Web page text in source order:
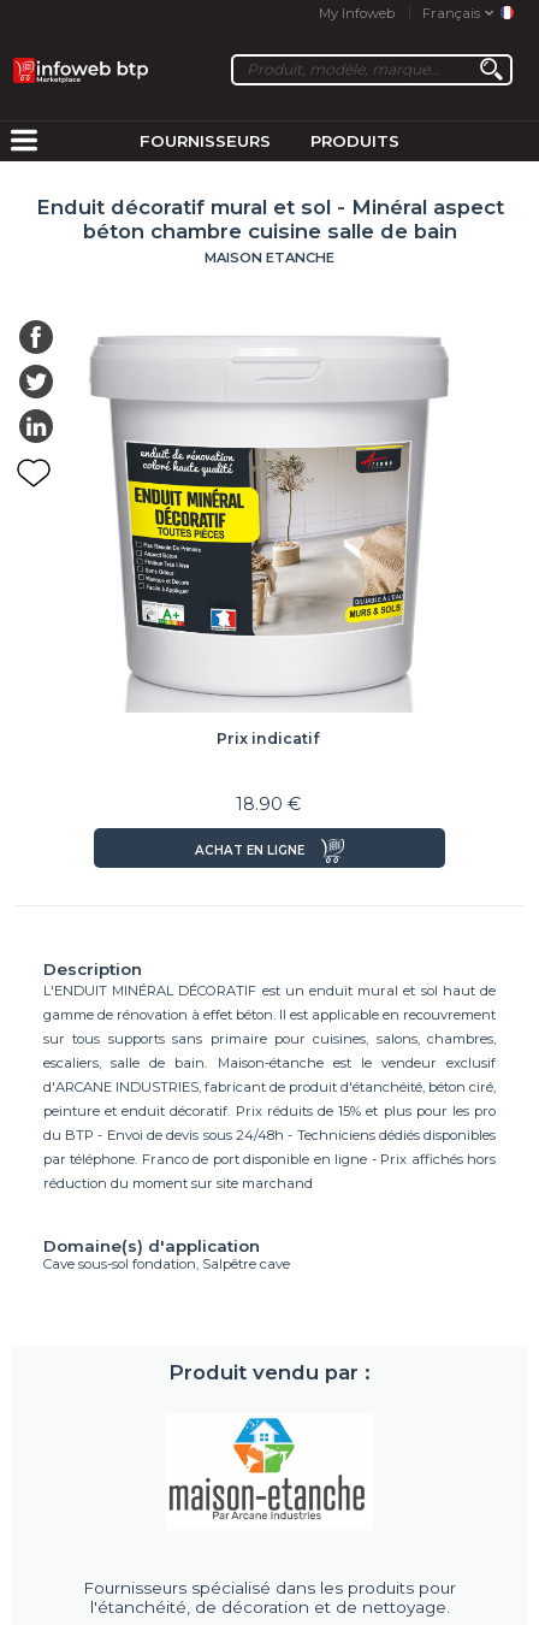
My Infoweb Français
FOURNISSEURS PRODUITS
Enduit décoratif mural et sol - Minéral aspect
béton chambre cuisine salle de bain
MAISON ETANCHE
Description
L'ENDUIT MINÉRAL DÉCORATIF est un enduit mural et sol haut de
gamme de rénovation à effet béton. Il est applicable en recouvrement
sur tous supports sans primaire pour cuisines, salons, chambres,
escaliers, salle de bain. Maison-étanche est le vendeur exclusif
d'ARCANE INDUSTRIES, fabricant de produit d'étanchéité, béton ciré,
peinture et enduit décoratif. Prix réduits de 15% et plus pour les pro
du BTP - Envoi de devis sous 24/48h - Techniciens dédiés disponibles
par téléphone. Franco de port disponible en ligne - Prix affichés hors
réduction du moment sur site marchand
Domaine(s) d'application
Cave sous-sol fondation, Salpêtre cave
Produit vendu par :
Fournisseurs spécialisé dans les produits pour
l'étanchéité, de décoration et de nettoyage.
Prix indicatif
18.90 €
ACHAT EN LIGNE